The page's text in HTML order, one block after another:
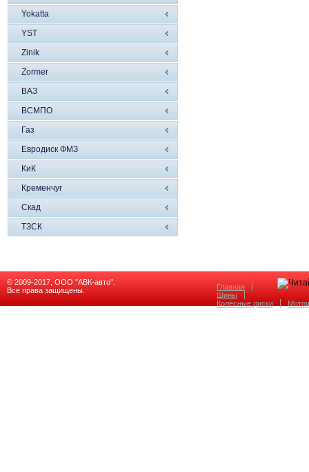
Yokatta
YST
Zinik
Zormer
ВАЗ
ВСМПО
Газ
Евродиск ФМЗ
КиК
Кременчуг
Скад
ТЗСК
© 2009-2017, ООО "АВК-авто".
Все права защищены.
Главная
Шины
Колёсные диски